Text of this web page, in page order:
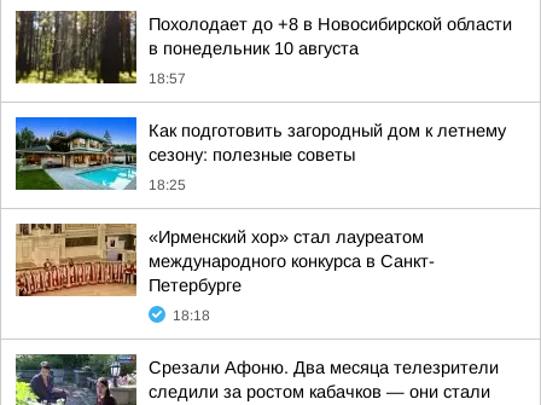
Похолодает до +8 в Новосибирской области
в понедельник 10 августа
18:57
Как подготовить загородный дом к летнему
сезону: полезные советы
18:25
«Ирменский хор» стал лауреатом
международного конкурса в Санкт-
Петербурге
18:18
Срезали Афоню. Два месяца телезрители
следили за ростом кабачков — они стали